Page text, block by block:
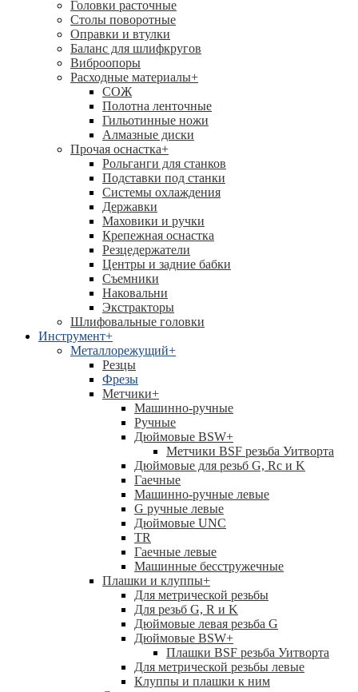
Головки расточные
Столы поворотные
Оправки и втулки
Баланс для шлифкругов
Виброопоры
Расходные материалы+
СОЖ
Полотна ленточные
Гильотинные ножи
Алмазные диски
Прочая оснастка+
Рольганги для станков
Подставки под станки
Системы охлаждения
Державки
Маховики и ручки
Крепежная оснастка
Резцедержатели
Центры и задние бабки
Съемники
Наковальни
Экстракторы
Шлифовальные головки
Инструмент+
Металлорежущий+
Резцы
Фрезы
Метчики+
Машинно-ручные
Ручные
Дюймовые BSW+
Метчики BSF резьба Уитворта
Дюймовые для резьб G, Rc и K
Гаечные
Машинно-ручные левые
G ручные левые
Дюймовые UNC
TR
Гаечные левые
Машинные бесстружечные
Плашки и клуппы+
Для метрической резьбы
Для резьб G, R и K
Дюймовые левая резьба G
Дюймовые BSW+
Плашки BSF резьба Уитворта
Для метрической резьбы левые
Клуппы и плашки к ним